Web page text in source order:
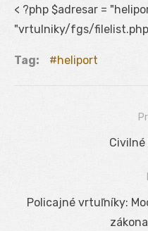
< ?php $adresar =
"vrtulniky/fgs/
Tag: heliport
Navigácia
Next
Policajné vrtuľníky: